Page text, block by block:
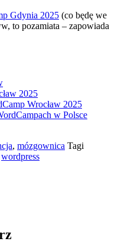
Gdynia 2025 (co będę we
to pozamiata – zapowiada
2025
Wrocław 2025
w Polsce
, mózgownica Tagi
wordpress